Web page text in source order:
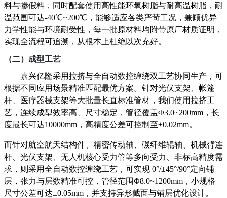
料与掺假料，同时配套使用高性能环氧树脂与耐高温树脂，耐
温范围可达-40℃~200℃，能够适应各类严苛工况，兼顾优异
力学性能与环境耐受性，每一批原材料均附带原厂材质证明，
实现全流程可追溯，从根本上杜绝以次充好。
（二） 成型工艺
嘉兴亿隆采用拉挤与全自动数控缠绕双工艺协同生产，可
根据不同应用场景精准匹配最优方案。针对光伏支架、帐篷
杆、医疗器械支架等大批量长直标准管材，我们使用拉挤工
艺，连续成型效率高、尺寸稳定，管径覆盖Φ3.0~200mm，长
度最长可达10000mm，高精度公差可控制至±0.02mm。
而针对航空航天结构件、精密传动轴、 碳纤维辊轴、机械臂连
杆、光伏支架 、无人机核心受力管等多向受力、非标高精度需
求，则采用全自动数控缠绕工艺，可实现 0°/±45°/90°定向铺
层，张力与层数精准可控，管径范围Φ8.0~1200mm，小规格
尺寸公差可达±0.05mm，并支持异形截面与铺层优化设计。